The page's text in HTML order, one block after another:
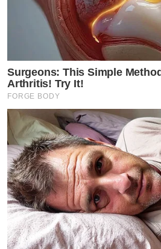
Surgeons: This Simple
Arthritis! Try It!
FORGE BODY